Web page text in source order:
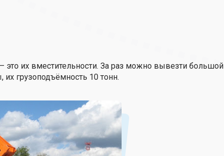
их вместительности. За раз можно вывезти большой
грузоподъёмность 10 тонн.